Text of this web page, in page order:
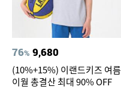
76% 9,680
(10%+15%) 이랜드키즈 여름
이월 총결산 최대 90% OFF